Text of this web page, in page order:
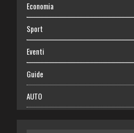
Economia
Sport
Eventi
Guide
AUTO